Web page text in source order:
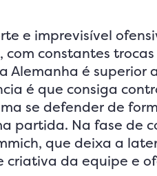
e imprevisível
constantes
Alemanha é
é que consiga
se defender de
partida. Na fase de
que deixa a
da equipe e